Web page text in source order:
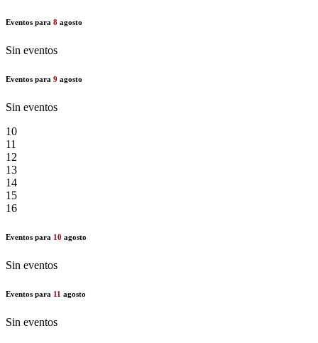
Eventos para 8 agosto
Sin eventos
Eventos para 9 agosto
Sin eventos
10
11
12
13
14
15
16
Eventos para 10 agosto
Sin eventos
Eventos para 11 agosto
Sin eventos